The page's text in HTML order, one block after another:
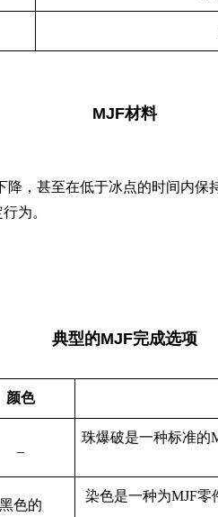
MJF材料
降，甚至在低于冰点的时间内
为。
典型的MJF完成选项
颜色
珠爆破是一种标准的
黑色的
染色是一种为MJF零